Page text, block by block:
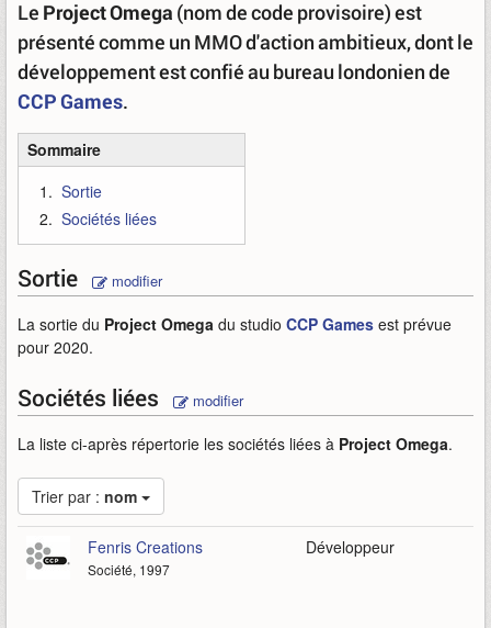
Le Project Omega (nom de code provisoire) est
présenté comme un MMO d'action ambitieux, dont le
développement est confié au bureau londonien de
CCP Games.
Sommaire
Sortie
Sociétés liées
Sortie modifier
La sortie du Project Omega du studio CCP Games est prévue
pour 2020.
Sociétés liées modifier
La liste ci-après répertorie les sociétés liées à Project Omega.
Trier par : nom
Fenris Creations
Société, 1997
Développeur